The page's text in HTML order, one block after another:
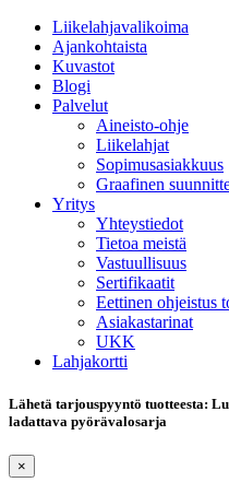
Liikelahjavalikoima
Ajankohtaista
Kuvastot
Blogi
Palvelut
Aineisto-ohje
Liikelahjat
Sopimusasiakkuus
Graafinen
Yritys
Yhteystiedot
Tietoa meistä
Vastuullisuus
Sertifikaatit
Eettinen ohjeistus
Asiakastarinat
UKK
Lahjakortti
Lähetä tarjouspyyntö tuotteesta:
ladattava pyörävalosarja
×